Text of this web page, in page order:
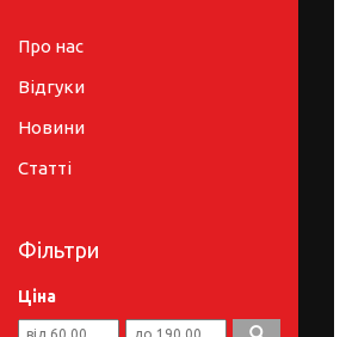
Про нас
Відгуки
Новини
Статті
Фільтри
Ціна